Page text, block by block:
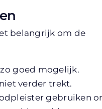
belangrijk om de
goed mogelijk.
verder trekt.
gebruiken